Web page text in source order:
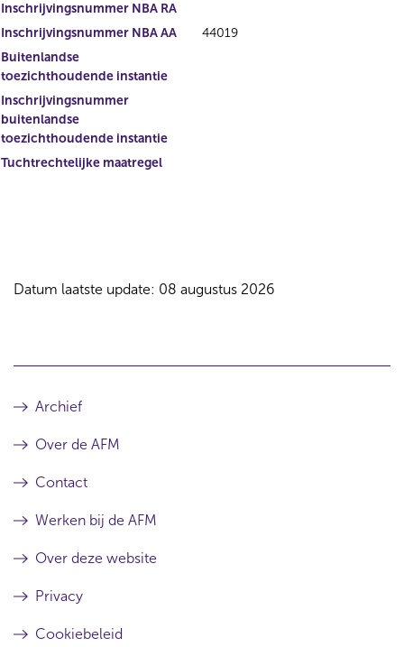
Inschrijvingsnummer NBA RA
Inschrijvingsnummer NBA AA
44019
Buitenlandse
toezichthoudende instantie
Inschrijvingsnummer
buitenlandse
toezichthoudende instantie
Tuchtrechtelijke maatregel
Datum laatste update: 08 augustus 2026
Archief
Over de AFM
Contact
Werken bij de AFM
Over deze website
Privacy
Cookiebeleid